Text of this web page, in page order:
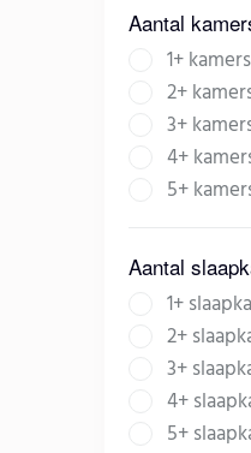
Aantal
1+
2+
3+
4+
5+
Aantal
1+
2+
3+
4+
5+